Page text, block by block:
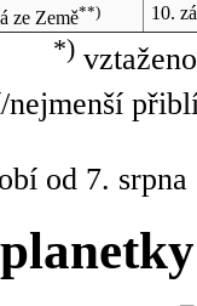
ze Země**) 10.
*)
od 7.